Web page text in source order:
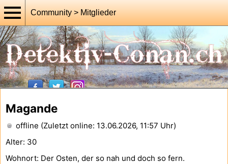
Community > Mitglieder
Magande
offline (Zuletzt online: 13.06.2026, 11:57 Uhr)
Alter: 30
Wohnort: Der Osten, der so nah und doch so fern.